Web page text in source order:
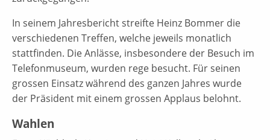
In seinem Jahresbericht streifte Heinz Bommer die
verschiedenen Treffen, welche jeweils monatlich
stattfinden. Die Anlässe, insbesondere der Besuch im
Telefonmuseum, wurden rege besucht. Für seinen
grossen Einsatz während des ganzen Jahres wurde
der Präsident mit einem grossen Applaus belohnt.
Wahlen